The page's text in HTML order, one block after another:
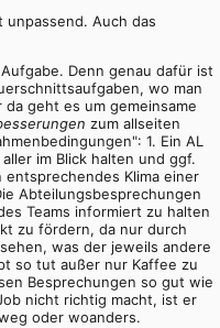
unpassend. Auch das
Denn genau dafür ist
wo man
geht es um gemeinsame
zum allseiten
1. Ein AL
im Blick halten und ggf.
Klima einer
Abteilungsbesprechungen
Teams informiert zu halten
zu fördern, da nur durch
was der jeweils andere
so tut außer nur Kaffee zu
Besprechungen so gut wie
nicht richtig macht, ist er
oder woanders.